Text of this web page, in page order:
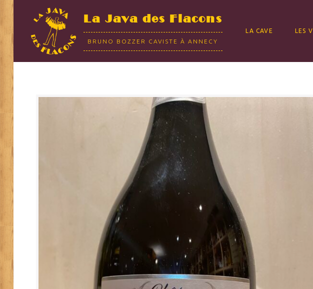
La Java des Flacons
BRUNO BOZZER CAVISTE À ANNECY
LA CAVE LES